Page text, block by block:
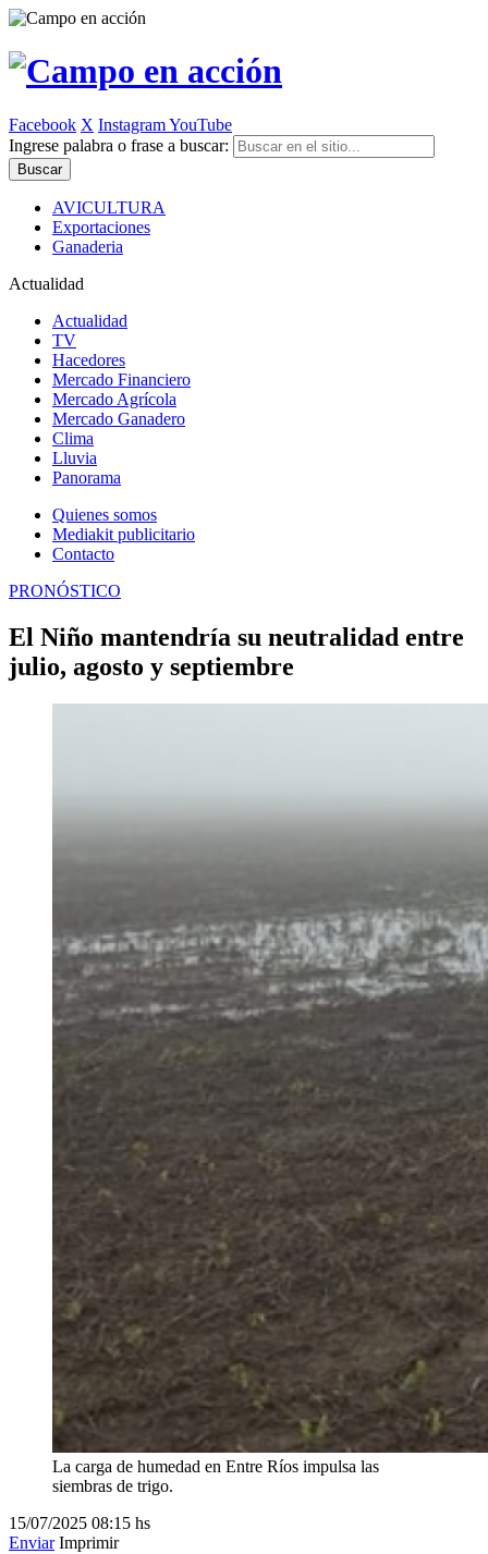
Facebook X InstagramYouTube
Ingrese palabra o frase a buscar:
AVICULTURA
Exportaciones
Ganaderia
Actualidad
Actualidad
TV
Hacedores
Mercado Financiero
Mercado Agrícola
Mercado Ganadero
Clima
Lluvia
Panorama
Quienes somos
Mediakit publicitario
Contacto
PRONÓSTICO
El Niño mantendría su neutralidad entre
julio, agosto y septiembre
La carga de humedad en Entre Ríos impulsa las
siembras de trigo.
15/07/2025 08:15 hs
Enviar Imprimir